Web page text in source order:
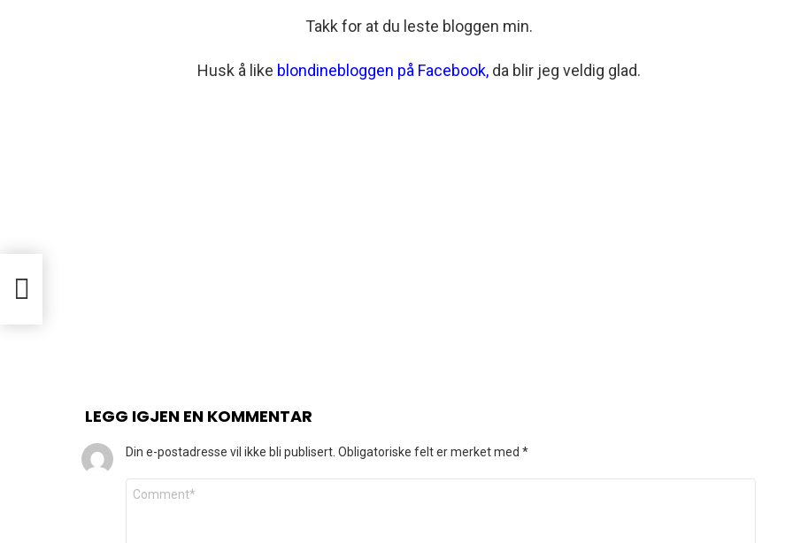
Takk for at du leste bloggen min.
Husk å like blondinebloggen på Facebook,da blir jeg veldig glad.
LEGG IGJEN EN KOMMENTAR
Din e-postadresse vil ikke bli publisert. Obligatoriske felt er merket med *
Kommentar